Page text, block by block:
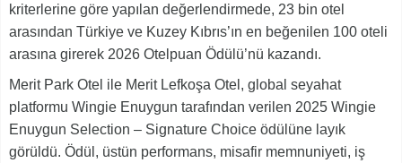
kriterlerine göre yapılan değerlendirmede, 23 bin otel
arasından Türkiye ve Kuzey Kıbrıs’ın en beğenilen 100 oteli
arasına girerek 2026 Otelpuan Ödülü’nü kazandı.
Merit Park Otel ile Merit Lefkoşa Otel, global seyahat
platformu Wingie Enuygun tarafından verilen 2025 Wingie
Enuygun Selection – Signature Choice ödülüne layık
görüldü. Ödül, üstün performans, misafir memnuniyeti, iş